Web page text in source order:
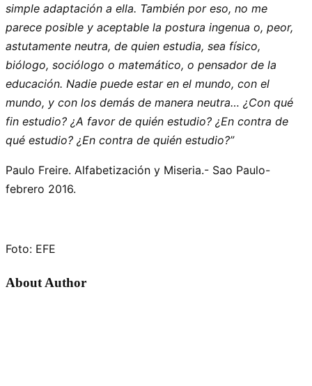
simple adaptación a ella. También por eso, no me
parece posible y aceptable la postura ingenua o, peor,
astutamente neutra, de quien estudia, sea físico,
biólogo, sociólogo o matemático, o pensador de la
educación. Nadie puede estar en el mundo, con el
mundo, y con los demás de manera neutra… ¿Con qué
fin estudio? ¿A favor de quién estudio? ¿En contra de
qué estudio? ¿En contra de quién estudio?”
Paulo Freire. Alfabetización y Miseria.- Sao Paulo-
febrero 2016.
Foto: EFE
About Author